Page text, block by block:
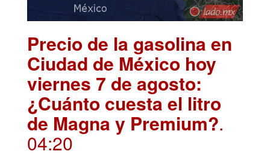
Precio de la gasolina en
Ciudad de México hoy
viernes 7 de agosto:
¿Cuánto cuesta el litro
de Magna y Premium?.
04:20